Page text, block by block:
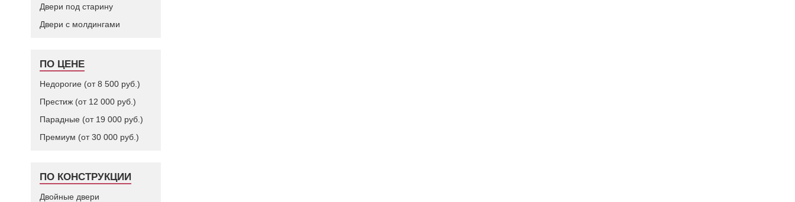
Двери под старину
Двери с молдингами
ПО ЦЕНЕ
Недорогие (от 8 500 руб.)
Престиж (от 12 000 руб.)
Парадные (от 19 000 руб.)
Премиум (от 30 000 руб.)
ПО КОНСТРУКЦИИ
Двойные двери